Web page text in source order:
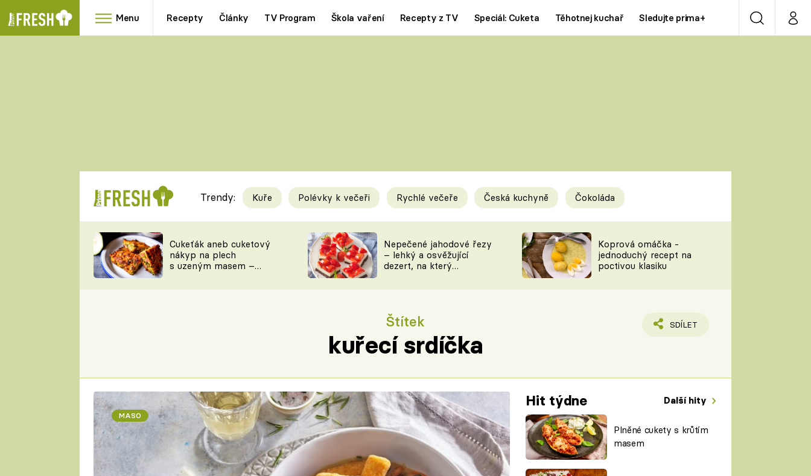
Menu Recepty Články TV Program Škola vaření Recepty z TV Speciál: Cuketa Těhotnej kuchař Sledujte prima+ VyhledáváníMůj
RYCHLOVKY
Videorecepty
TEĎ VAŘÍ ŠÉF!
Tipy a triky
KAM ZA JÍDLEM
NA NÁKUPECH
Novinky
ŠÉFREDAKTORKY
Prima LAJK
Sledujte nás
Trendy: Kuře Polévky k večeři Rychlé večeře Česká kuchyně Čokoláda
Cukeťák aneb cuketový
nákyp na plech
s uzeným masem –
Nepečené jahodové řezy
– lehký a osvěžující
dezert, na který
Koprová omáčka -
jednoduchý recept na
poctivou klasiku
Štítek
kuřecí srdíčka
SDÍLET
Hit týdne Další hity
Plněné cukety s krůtím
masem
MASO